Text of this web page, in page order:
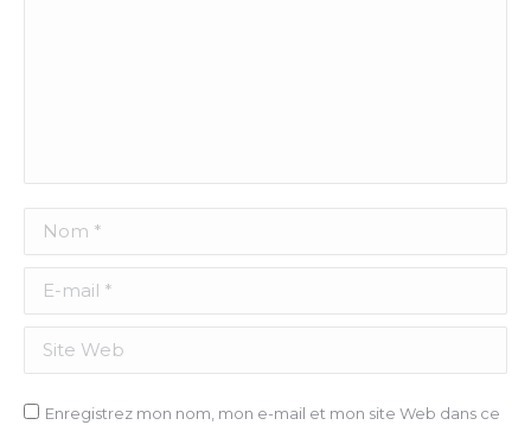
Nom *
E-mail *
Site Web
Enregistrez mon nom, mon e-mail et mon site Web dans ce